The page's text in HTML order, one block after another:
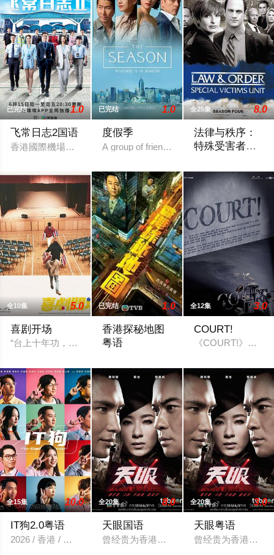
已完结 1.0
飞常日志2国语
香港國際機場繁忙運轉，突遇全球系統故障而出現混亂，客運
已完结 1.0
度假季
A group of friends in Hong Kong's elite
全25集 8.0
法律与秩序：
特殊受害者第
全10集 5.0
喜剧开场
“台上十年功，台下解散中。”三人搞笑戏剧组合“红白蓝”寻求
已完结 1.0
香港探秘地图
粤语
全12集 3.0
COURT!
《COURT!》由3
全15集 10.0
IT狗2.0粤语
2026 / 香港 / 凌文龙,杨乐文,陈汉娜,岑珈其,余逸思,陈湛文,陈瑞辉
全20集 8.0
天眼国语
曾经贵为香港重案组高级督察的司徒舜（
全20集 3.0
天眼粤语
曾经贵为香港重案